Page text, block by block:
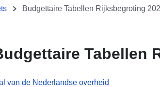
Budgettaire Tabellen Rijksbegroting
Tabellen
van de Nederlandse overheid